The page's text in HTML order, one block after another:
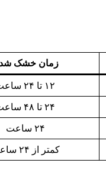
زمان خشک
۱۲ تا ۲۴ ساعت
۲۴ تا ۴۸ ساعت
۲۴ ساعت
کمتر از ۲۴ ساعت